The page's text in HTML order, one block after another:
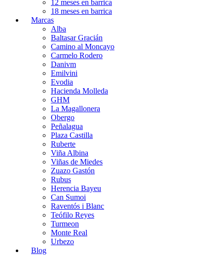
12 meses en barrica
18 meses en barrica
Marcas
Alba
Baltasar Gracián
Camino al Moncayo
Carmelo Rodero
Danivm
Emilvini
Evodia
Hacienda Molleda
GHM
La Magallonera
Obergo
Peñalagua
Plaza Castilla
Ruberte
Viña Albina
Viñas de Miedes
Zuazo Gastón
Rubus
Herencia Bayeu
Can Sumoi
Raventós i Blanc
Teófilo Reyes
Turmeon
Monte Real
Urbezo
Blog